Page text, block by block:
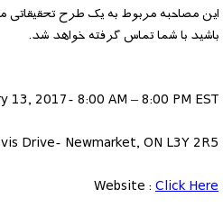
این مصاحبه مربوط به یک طرح تحقیقاتی
باشید با شما تماس گرفته خواهد شد.
13, 2017- 8:00 AM – 8:00 PM EST
Drive- Newmarket, ON L3Y 2R5
Website :Click Here